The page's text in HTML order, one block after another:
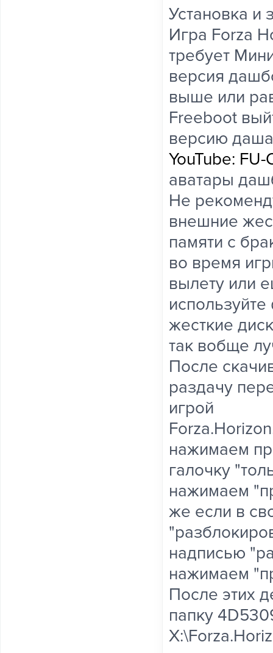
Установка и
Игра Forza
требует
версия
выше или
Freeboot
версию даша
YouTube: FU-
аватары
Не
внешние
памяти с
во время
вылету или
жесткие
так вобще
После
раздачу
игрой
нажимаем
галочку
нажимаем
же если в
надписью
нажимаем
После этих
папку